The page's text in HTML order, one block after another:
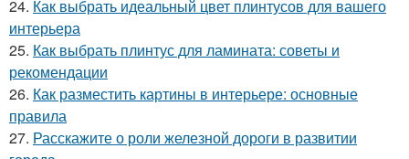
24. Как выбрать идеальный цвет плинтусов для вашего
интерьера
25. Как выбрать плинтус для ламината: советы и
рекомендации
26. Как разместить картины в интерьере: основные
правила
27. Расскажите о роли железной дороги в развитии